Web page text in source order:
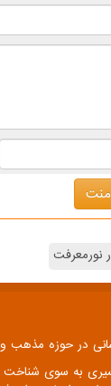
نورمعرفت
در حوزه مذهب و
به سوی شناخت